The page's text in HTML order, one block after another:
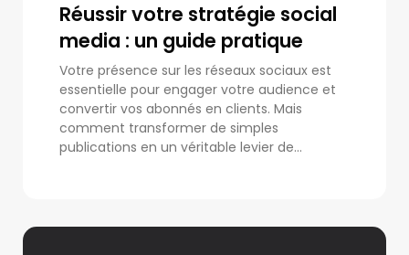
Réussir votre stratégie social
media : un guide pratique
Votre présence sur les réseaux sociaux est
essentielle pour engager votre audience et
convertir vos abonnés en clients. Mais
comment transformer de simples
publications en un véritable levier de...